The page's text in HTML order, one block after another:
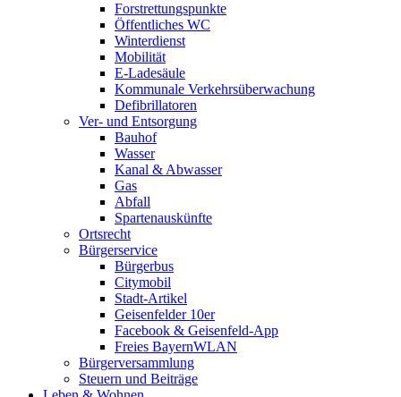
Forstrettungspunkte
Öffentliches WC
Winterdienst
Mobilität
E-Ladesäule
Kommunale Verkehrsüberwachung
Defibrillatoren
Ver- und Entsorgung
Bauhof
Wasser
Kanal & Abwasser
Gas
Abfall
Spartenauskünfte
Ortsrecht
Bürgerservice
Bürgerbus
Citymobil
Stadt-Artikel
Geisenfelder 10er
Facebook & Geisenfeld-App
Freies BayernWLAN
Bürgerversammlung
Steuern und Beiträge